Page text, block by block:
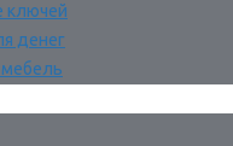
ключей
денег